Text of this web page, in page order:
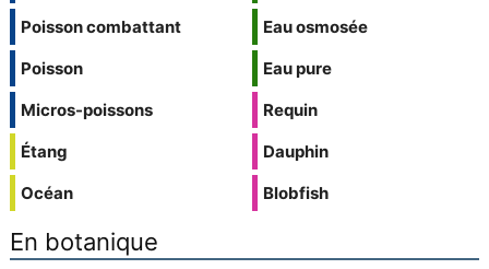
Poisson combattant
Poisson
Micros-poissons
Étang
Océan
Eau osmosée
Eau pure
Requin
Dauphin
Blobfish
En botanique